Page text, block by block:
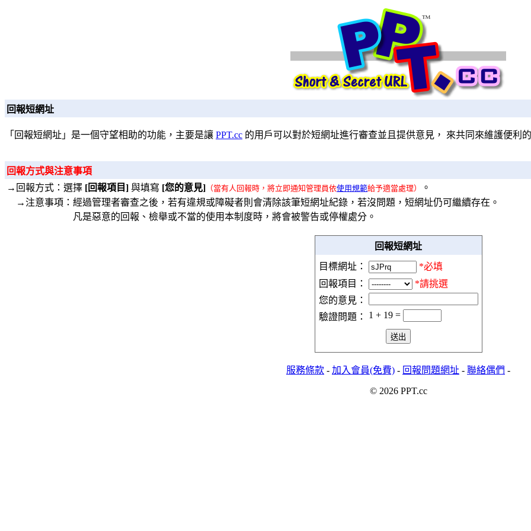
回報短網址
「回報短網址」是一個守望相助的功能，主要是讓 PPT.cc 的用戶可以對於短網址進行審查並且提供意見， 來共同來維護便利
回報方式與注意事項
→回報方式：選擇 [回報項目] 與填寫 [您的意見] （當有人回報時，將立即通知管理員依使用規範給予適當處理）
。
→注意事項：經過管理者審查之後，若有違規或障礙者則會清除該筆短網址紀錄，若沒問題，短網址仍可繼續存在。
凡是惡意的回報、檢舉或不當的使用本制度時，將會被警告或停權處分。
回報短網址
目標網址：
*必填
回報項目：
*請挑選
您的意見：
驗證問題：
1 + 19 =
服務條款 - 加入會員(免費) - 回報問題網址 - 聯絡偶們 -
© 2026 PPT.cc